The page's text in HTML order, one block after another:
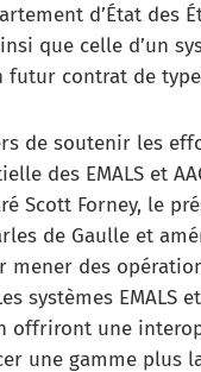
d’État des
que celle d’un
futur contrat de
de soutenir les
des EMALS et
Scott Forney, le
de Gaulle et
mener des
systèmes
offriront une
une gamme plus